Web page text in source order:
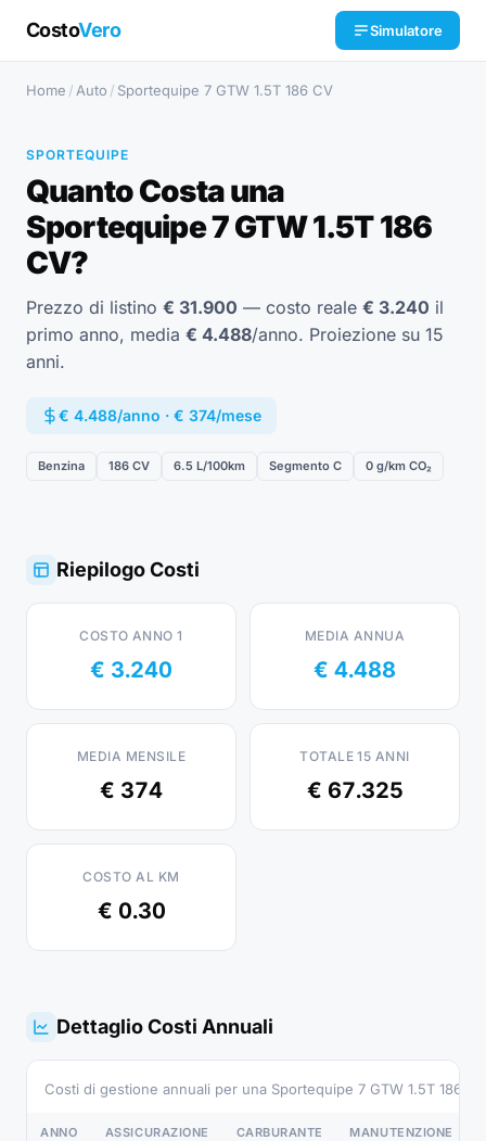
CostoVero Simulatore
Home / Auto / Sportequipe 7 GTW 1.5T 186 CV
SPORTEQUIPE
Quanto Costa una
Sportequipe 7 GTW 1.5T 186
CV?
Prezzo di listino € 31.900 — costo reale € 3.240 il
primo anno, media € 4.488/anno. Proiezione su 15
anni.
€ 4.488/anno · € 374/mese
Benzina 186 CV 6.5 L/100km Segmento C 0 g/km CO₂
Riepilogo Costi
COSTO ANNO 1
€ 3.240
MEDIA ANNUA
€ 4.488
MEDIA MENSILE
€ 374
TOTALE 15 ANNI
€ 67.325
COSTO AL KM
€ 0.30
Dettaglio Costi Annuali
Costi di gestione annuali per una Sportequipe 7 GTW 1.5T 186
ANNO ASSICURAZIONE CARBURANTE MANUTENZIONE